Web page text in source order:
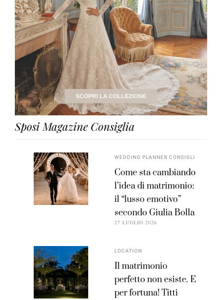
Sposi Magazine Consiglia
WEDDING PLANNER CONSIGLI
Come sta cambiando
l’idea di matrimonio:
il “lusso emotivo”
secondo Giulia Bolla
27 LUGLIO 2026
LOCATION
Il matrimonio
perfetto non esiste. E
per fortuna! Titti